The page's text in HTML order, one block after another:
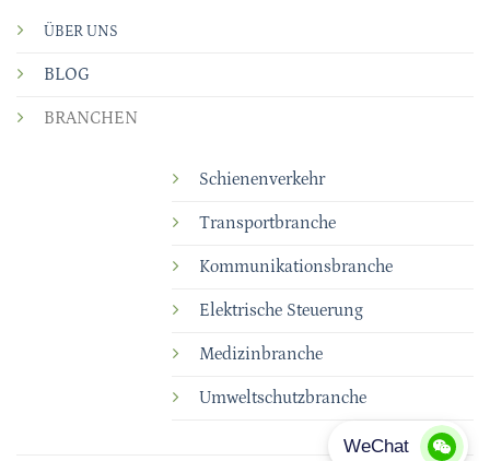
ÜBER UNS
BLOG
BRANCHEN
Schienenverkehr
Transportbranche
Kommunikationsbranche
Elektrische Steuerung
Medizinbranche
Umweltschutzbranche